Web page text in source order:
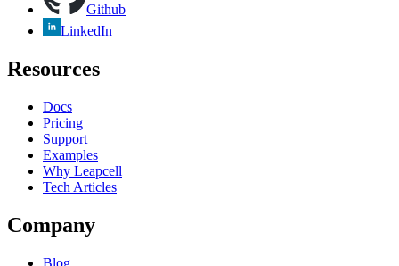
Github
LinkedIn
Resources
Docs
Pricing
Support
Examples
Why Leapcell
Tech Articles
Company
Blog